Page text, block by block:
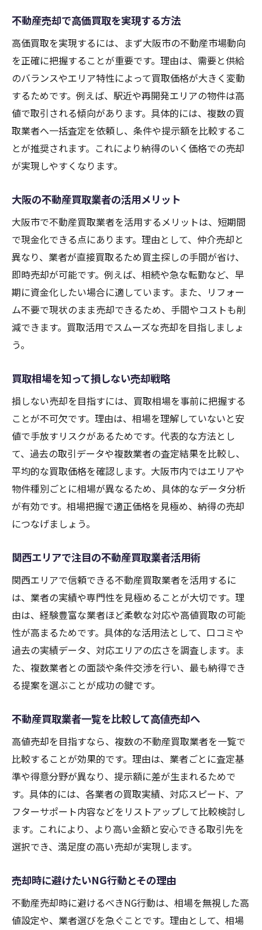
不動産売却で高価買取を実現する方法
高価買取を実現するには、まず大阪市の不動産市場動向
を正確に把握することが重要です。理由は、需要と供給
のバランスやエリア特性によって買取価格が大きく変動
するためです。例えば、駅近や再開発エリアの物件は高
値で取引される傾向があります。具体的には、複数の買
取業者へ一括査定を依頼し、条件や提示額を比較するこ
とが推奨されます。これにより納得のいく価格での売却
が実現しやすくなります。
大阪の不動産買取業者の活用メリット
大阪市で不動産買取業者を活用するメリットは、短期間
で現金化できる点にあります。理由として、仲介売却と
異なり、業者が直接買取るため買主探しの手間が省け、
即時売却が可能です。例えば、相続や急な転勤など、早
期に資金化したい場合に適しています。また、リフォー
ム不要で現状のまま売却できるため、手間やコストも削
減できます。買取活用でスムーズな売却を目指しましょ
う。
買取相場を知って損しない売却戦略
損しない売却を目指すには、買取相場を事前に把握する
ことが不可欠です。理由は、相場を理解していないと安
値で手放すリスクがあるためです。代表的な方法とし
て、過去の取引データや複数業者の査定結果を比較し、
平均的な買取価格を確認します。大阪市内ではエリアや
物件種別ごとに相場が異なるため、具体的なデータ分析
が有効です。相場把握で適正価格を見極め、納得の売却
につなげましょう。
関西エリアで注目の不動産買取業者活用術
関西エリアで信頼できる不動産買取業者を活用するに
は、業者の実績や専門性を見極めることが大切です。理
由は、経験豊富な業者ほど柔軟な対応や高値買取の可能
性が高まるためです。具体的な活用法として、口コミや
過去の実績データ、対応エリアの広さを調査します。ま
た、複数業者との面談や条件交渉を行い、最も納得でき
る提案を選ぶことが成功の鍵です。
不動産買取業者一覧を比較して高値売却へ
高値売却を目指すなら、複数の不動産買取業者を一覧で
比較することが効果的です。理由は、業者ごとに査定基
準や得意分野が異なり、提示額に差が生まれるためで
す。具体的には、各業者の買取実績、対応スピード、ア
フターサポート内容などをリストアップして比較検討し
ます。これにより、より高い金額と安心できる取引先を
選択でき、満足度の高い売却が実現します。
売却時に避けたいNG行動とその理由
不動産売却時に避けるべきNG行動は、相場を無視した高
値設定や、業者選びを急ぐことです。理由として、相場